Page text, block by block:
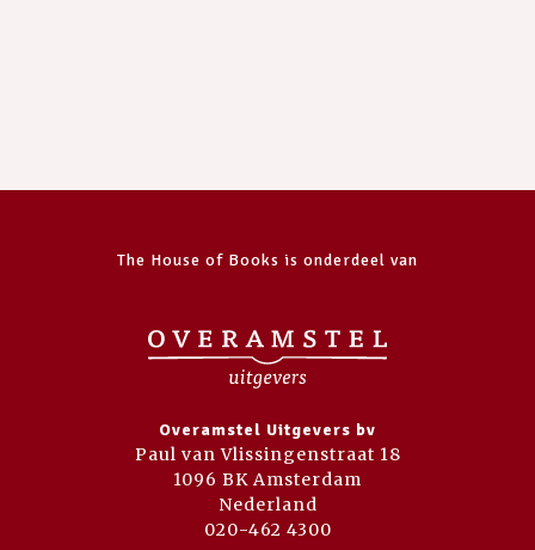
The House of Books is onderdeel van
Overamstel Uitgevers bv
Paul van Vlissingenstraat 18
1096 BK Amsterdam
Nederland
020-462 4300